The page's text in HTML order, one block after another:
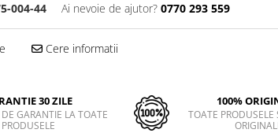
004-44 Ai nevoie de ajutor? 0770 293 559
Cere informatii
30 ZILE
GARANTIE LA TOATE
PRODUSELE
100%
TOATE